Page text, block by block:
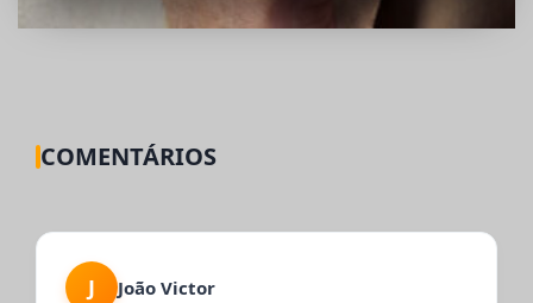
COMENTÁRIOS
J João Victor